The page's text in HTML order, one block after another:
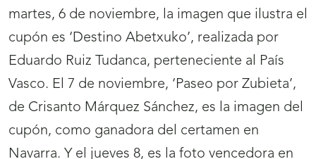
martes, 6 de noviembre, la imagen que ilustra el
cupón es ‘Destino Abetxuko’, realizada por
Eduardo Ruiz Tudanca, perteneciente al País
Vasco. El 7 de noviembre, ‘Paseo por Zubieta’,
de Crisanto Márquez Sánchez, es la imagen del
cupón, como ganadora del certamen en
Navarra. Y el jueves 8, es la foto vencedora en